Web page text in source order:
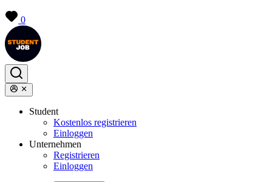
0
Student
Kostenlos registrieren
Einloggen
Unternehmen
Registrieren
Einloggen